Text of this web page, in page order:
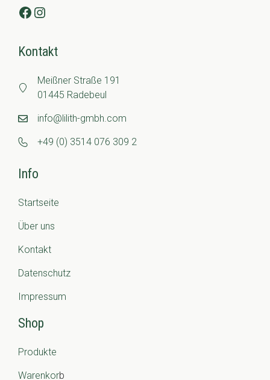
Facebook
Instagram
Kontakt
Meißner Straße 191
01445 Radebeul
info@lilith-gmbh.com
+49 (0) 3514 076 309 2
Info
Startseite
Über uns
Kontakt
Datenschutz
Impressum
Shop
Produkte
Warenkorb